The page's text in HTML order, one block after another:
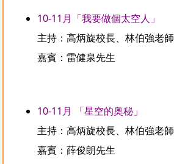
10-11月「我要做個太空人」
主持：高炳旋校長、林伯強老師
嘉賓：雷健泉先生
10-11月 「星空的奥秘」
主持：高炳旋校長、林伯強老師
嘉賓：薛俊朗先生